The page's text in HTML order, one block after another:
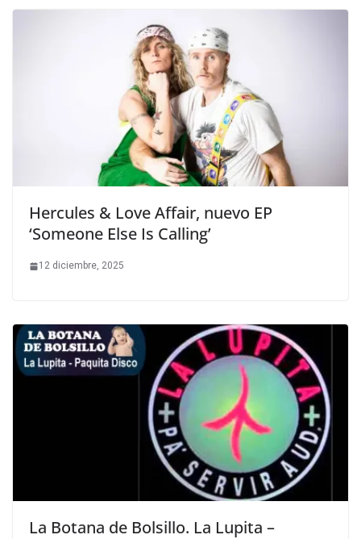
Hercules & Love Affair, nuevo EP
‘Someone Else Is Calling’
12 diciembre, 2025
La Botana de Bolsillo. La Lupita –